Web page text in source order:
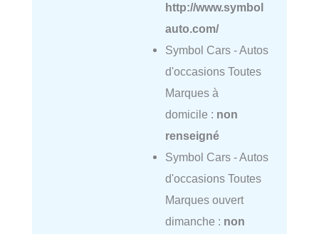
http://www.symbol
auto.com/
Symbol Cars - Autos
d'occasions Toutes
Marques à
domicile : non
renseigné
Symbol Cars - Autos
d'occasions Toutes
Marques ouvert
dimanche : non